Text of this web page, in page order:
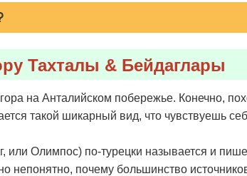
на Анталийском побережье. Конечно,
такой шикарный вид, что чувствуешь
или Олимпос) по-турецки называется и
непонятно, почему большинство
Тахталы & Бейдаглары